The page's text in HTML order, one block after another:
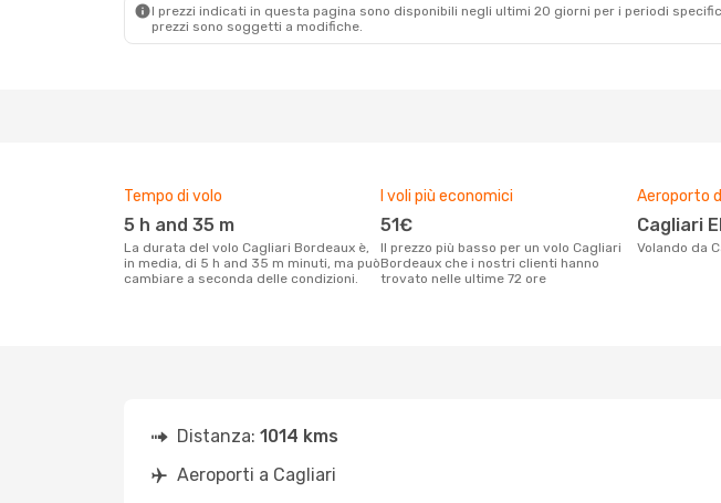
I prezzi indicati in questa pagina sono disponibili negli ultimi 20 giorni per i periodi
prezzi sono soggetti a modifiche.
Tempo di volo
5 h and 35 m
La durata del volo Cagliari Bordeaux è,
in media, di 5 h and 35 m minuti, ma può
cambiare a seconda delle condizioni.
I voli più economici
51€
Il prezzo più basso per un volo Cagliari
Bordeaux che i nostri clienti hanno
trovato nelle ultime 72 ore
Aeroporto
Cagliari
Volando da
Distanza: 1014 kms
Aeroporti a Cagliari